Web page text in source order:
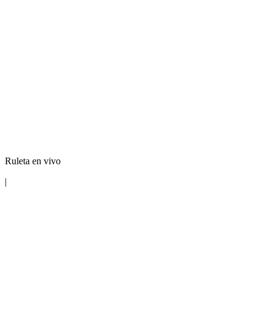
Ruleta en vivo
|